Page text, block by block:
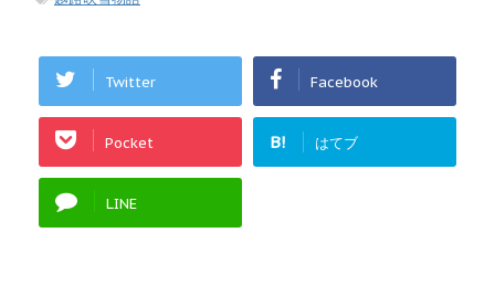
Twitter Facebook
Pocket B! はてブ
LINE